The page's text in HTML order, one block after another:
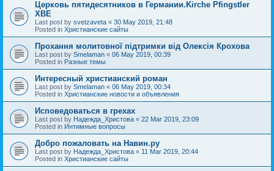
Церковь пятидесятников в Германии.Kirche Pfingstler
ХВЕ
Last post by svetzaveta « 30 May 2019, 21:48
Posted in Христианские сайты
Прохання молитовної підтримки від Олексія Крохова
Last post by Smelaman « 06 May 2019, 00:39
Posted in Разные темы
Интересный христианский роман
Last post by Smelaman « 06 May 2019, 00:34
Posted in Христианские новости и объявления
Исповедоваться в грехах
Last post by Надежда_Христова « 22 Mar 2019, 23:09
Posted in Интимные вопросы
Добро пожаловать на Навин.ру
Last post by Надежда_Христова « 11 Mar 2019, 20:44
Posted in Христианские сайты